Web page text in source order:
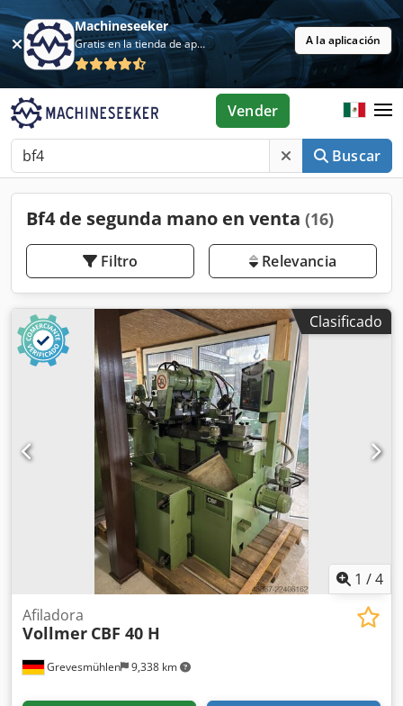
Machineseeker
Gratis en la tienda de aplicaciones A la aplicación
Buscar
Vender
Bf4 de segunda mano en venta (16)
Filtro Relevancia
Clasificado
1 /4
Grevesmühlen 9,338 km
Afiladora
Vollmer CBF 40 H